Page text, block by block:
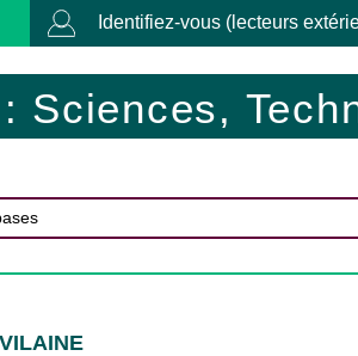
Identifiez-vous (lecteurs
Sciences,